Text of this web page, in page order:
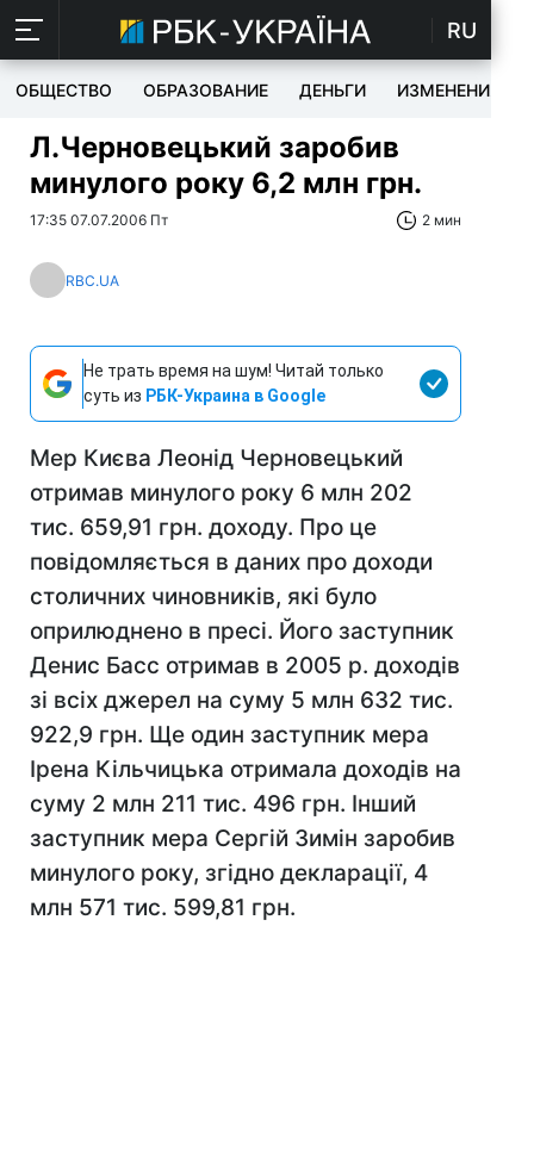
RU
ОБЩЕСТВО ОБРАЗОВАНИЕ ДЕНЬГИ ИЗМЕНЕНИЯ
Л.Черновецький заробив
минулого року 6,2 млн грн.
17:35 07.07.2006 Пт 2 мин
RBC.UA
Не трать время на шум! Читай только
суть из РБК-Украина в Google
Мер Києва Леонід Черновецький
отримав минулого року 6 млн 202
тис. 659,91 грн. доходу. Про це
повідомляється в даних про доходи
столичних чиновників, які було
оприлюднено в пресі. Його заступник
Денис Басс отримав в 2005 р. доходів
зі всіх джерел на суму 5 млн 632 тис.
922,9 грн. Ще один заступник мера
Ірена Кільчицька отримала доходів на
суму 2 млн 211 тис. 496 грн. Інший
заступник мера Сергій Зимін заробив
минулого року, згідно декларації, 4
млн 571 тис. 599,81 грн.